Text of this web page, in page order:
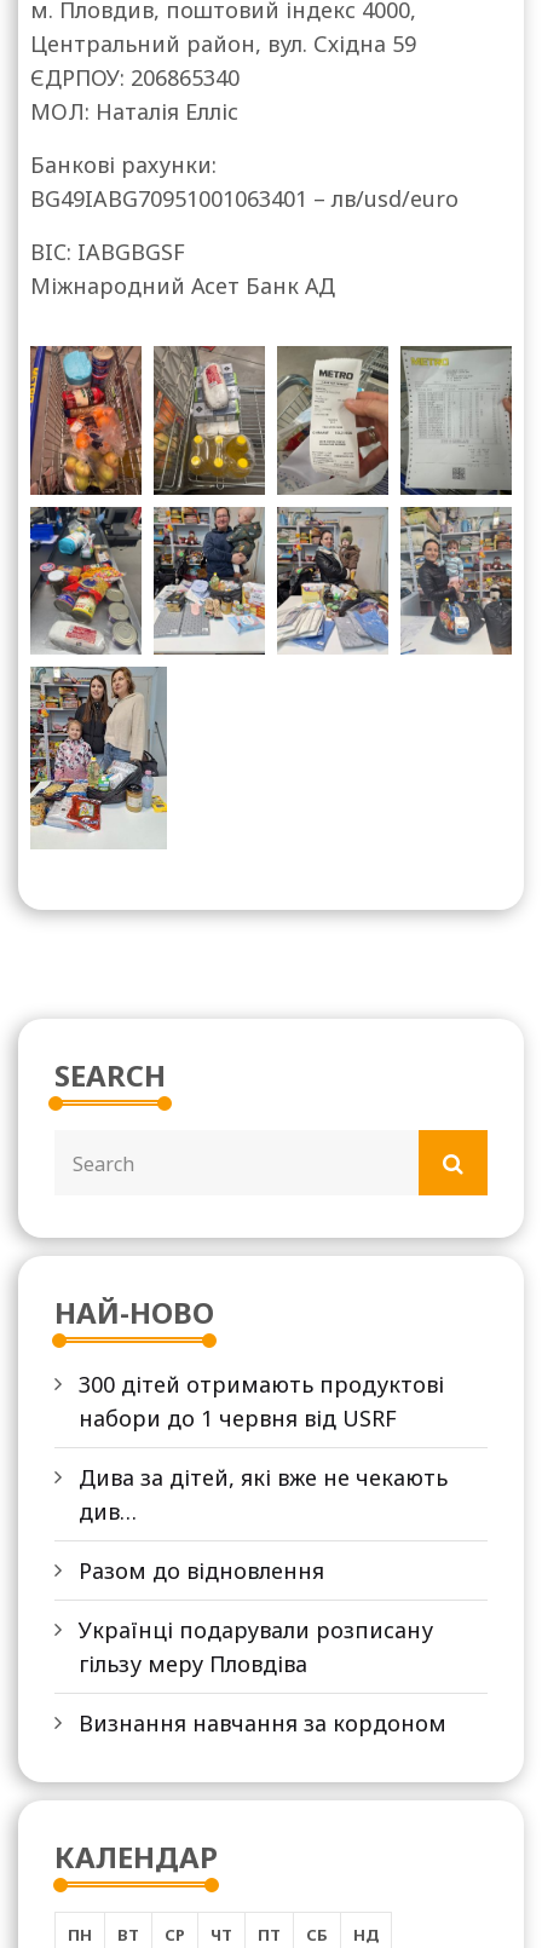
м. Пловдив, поштовий індекс 4000,
Центральний район, вул. Східна 59
ЄДРПОУ: 206865340
МОЛ: Наталія Елліс
Банкові рахунки:
BG49IABG70951001063401 – лв/usd/euro
BIC: IABGBGSF
Міжнародний Асет Банк АД
SEARCH
НАЙ-НОВО
300 дітей отримають продуктові
набори до 1 червня від USRF
Дива за дітей, які вже не чекають
див…
Разом до відновлення
Українці подарували розписану
гільзу меру Пловдіва
Визнання навчання за кордоном
КАЛЕНДАР
ПН ВТ СР ЧТ ПТ СБ НД